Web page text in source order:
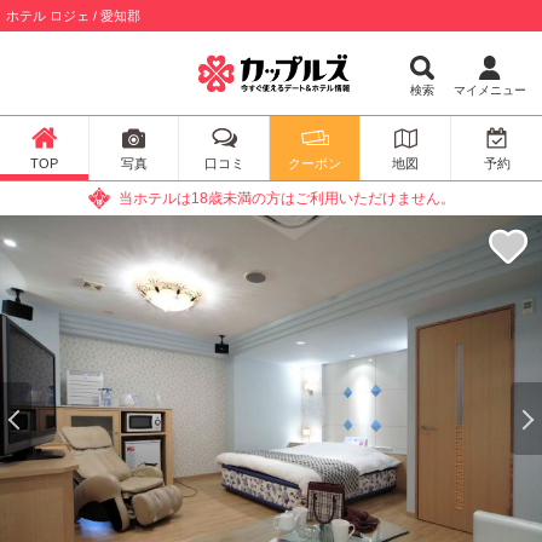
ホテル ロジェ / 愛知郡
検索 マイメニュー
TOP 写真 口コミ クーポン 地図 予約
当ホテルは18歳未満の方はご利用いただけません。